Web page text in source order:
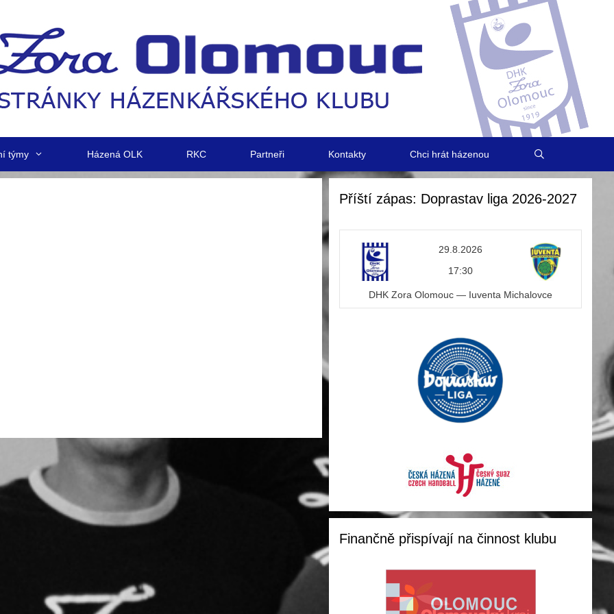
týmy Házená OLK RKC Partneři Kontakty Chci hrát házenou
Příští zápas: Doprastav liga 2026-2027
29.8.2026
17:30
DHK Zora Olomouc — Iuventa Michalovce
Finančně přispívají na činnost klubu